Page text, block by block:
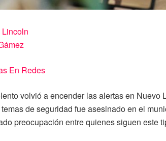
En Redes
volvió a encender las alertas en Nuevo
de seguridad fue asesinado en el
preocupación entre quienes siguen este